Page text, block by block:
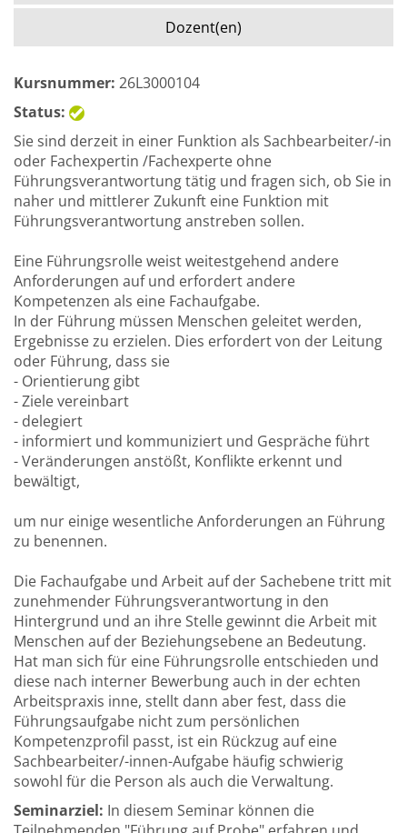
Dozent(en)
Kursnummer: 26L3000104
Status:
Sie sind derzeit in einer Funktion als Sachbearbeiter/-in
oder Fachexpertin /Fachexperte ohne
Führungsverantwortung tätig und fragen sich, ob Sie in
naher und mittlerer Zukunft eine Funktion mit
Führungsverantwortung anstreben sollen.
Eine Führungsrolle weist weitestgehend andere
Anforderungen auf und erfordert andere
Kompetenzen als eine Fachaufgabe.
In der Führung müssen Menschen geleitet werden,
Ergebnisse zu erzielen. Dies erfordert von der Leitung
oder Führung, dass sie
- Orientierung gibt
- Ziele vereinbart
- delegiert
- informiert und kommuniziert und Gespräche führt
- Veränderungen anstößt, Konflikte erkennt und
bewältigt,
um nur einige wesentliche Anforderungen an Führung
zu benennen.
Die Fachaufgabe und Arbeit auf der Sachebene tritt mit
zunehmender Führungsverantwortung in den
Hintergrund und an ihre Stelle gewinnt die Arbeit mit
Menschen auf der Beziehungsebene an Bedeutung.
Hat man sich für eine Führungsrolle entschieden und
diese nach interner Bewerbung auch in der echten
Arbeitspraxis inne, stellt dann aber fest, dass die
Führungsaufgabe nicht zum persönlichen
Kompetenzprofil passt, ist ein Rückzug auf eine
Sachbearbeiter/-innen-Aufgabe häufig schwierig
sowohl für die Person als auch die Verwaltung.
Seminarziel: In diesem Seminar können die